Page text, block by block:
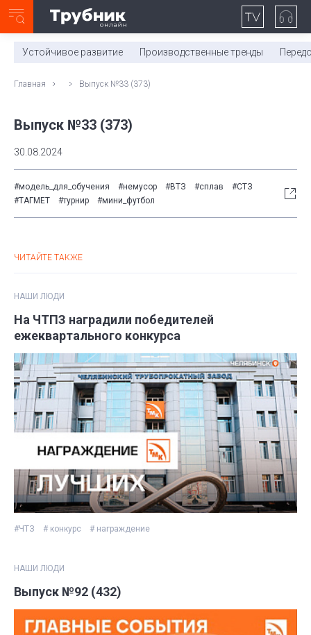
0:00/ 11:03
Устойчивое развитие Производственные тренды
Главная Выпуск №33 (373)
Выпуск №33 (373)
30.08.2024
#модель_для_обучения #немусор #ВТЗ #сплав
#СТЗ
#ТАГМЕТ
#турнир #мини_футбол
ЧИТАЙТЕ ТАКЖЕ
НАШИ ЛЮДИ
На ЧТПЗ наградили победителей
ежеквартального конкурса
#ЧТЗ # конкурс # награждение
НАШИ ЛЮДИ
Выпуск №92 (432)